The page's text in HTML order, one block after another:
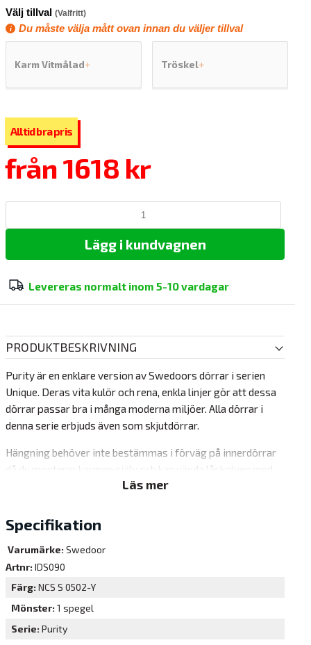
Välj tillval (Valfritt)
Du måste välja mått ovan innan du väljer tillval
Karm Vitmålad+ Tröskel+
från1618 kr
Lägg i kundvagnen
Levereras normalt inom 5-10 vardagar
PRODUKTBESKRIVNING
Purity är en enklare version av Swedoors dörrar i serien
Unique. Deras vita kulör och rena, enkla linjer gör att dessa
dörrar passar bra i många moderna miljöer. Alla dörrar i
denna serie erbjuds även som skjutdörrar.
Hängning behöver inte bestämmas i förväg på innerdörrar
då du monterar karmen själv och kan vända låskolven med
valfri tröskel hittar du under våra tillval
+Karmen är kvistfri med tätningslist.
Tröskel
Läs mer
Specifikation
Varumärke: Swedoor
Artnr: IDS090
Färg NCS S 0502-Y
Mönster 1 spegel
Serie Purity